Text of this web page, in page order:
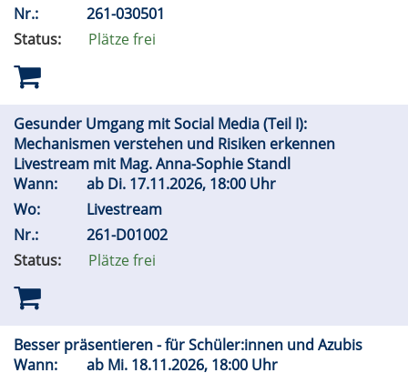
Nr.:
261-030501
Status:
Plätze frei
Gesunder Umgang mit Social Media (Teil I):
Mechanismen verstehen und Risiken erkennen
Livestream mit Mag. Anna-Sophie Standl
Wann:
ab Di. 17.11.2026, 18:00 Uhr
Wo:
Livestream
Nr.:
261-D01002
Status:
Plätze frei
Besser präsentieren - für Schüler:innen und Azubis
Wann:
ab Mi. 18.11.2026, 18:00 Uhr